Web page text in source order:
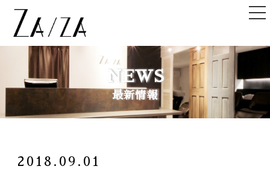
トップ
NEWS＆TOPICS
ニュース＆記事
NEWS
最新情報
2018.09.01